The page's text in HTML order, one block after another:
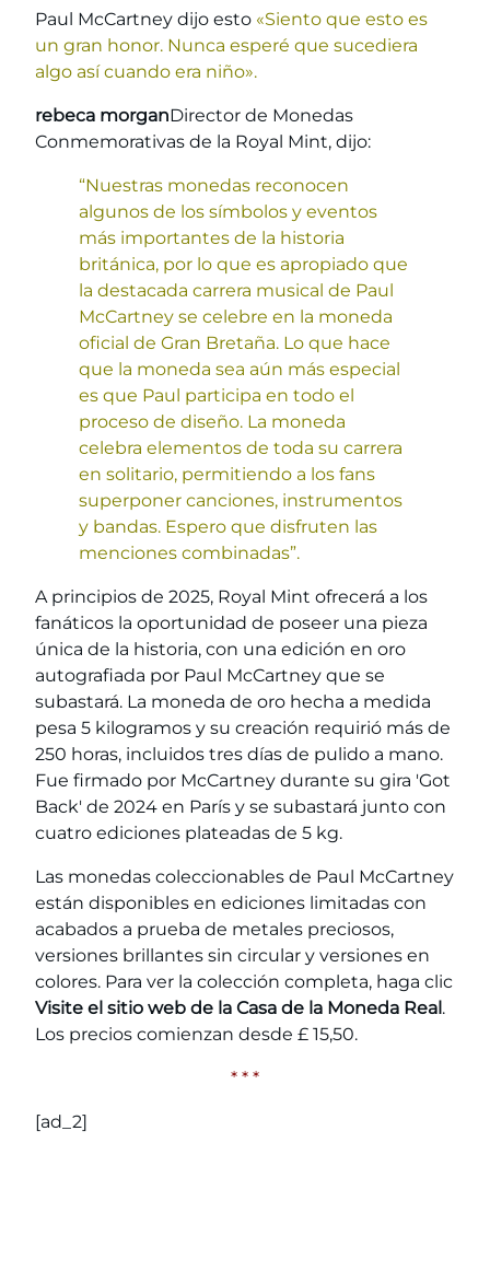
Paul McCartney dijo esto «Siento que esto es
un gran honor. Nunca esperé que sucediera
algo así cuando era niño».
rebeca morganDirector de Monedas
Conmemorativas de la Royal Mint, dijo:
“Nuestras monedas reconocen
algunos de los símbolos y eventos
más importantes de la historia
británica, por lo que es apropiado que
la destacada carrera musical de Paul
McCartney se celebre en la moneda
oficial de Gran Bretaña. Lo que hace
que la moneda sea aún más especial
es que Paul participa en todo el
proceso de diseño. La moneda
celebra elementos de toda su carrera
en solitario, permitiendo a los fans
superponer canciones, instrumentos
y bandas. Espero que disfruten las
menciones combinadas”.
A principios de 2025, Royal Mint ofrecerá a los
fanáticos la oportunidad de poseer una pieza
única de la historia, con una edición en oro
autografiada por Paul McCartney que se
subastará. La moneda de oro hecha a medida
pesa 5 kilogramos y su creación requirió más de
250 horas, incluidos tres días de pulido a mano.
Fue firmado por McCartney durante su gira 'Got
Back' de 2024 en París y se subastará junto con
cuatro ediciones plateadas de 5 kg.
Las monedas coleccionables de Paul McCartney
están disponibles en ediciones limitadas con
acabados a prueba de metales preciosos,
versiones brillantes sin circular y versiones en
colores. Para ver la colección completa, haga clic
Visite el sitio web de la Casa de la Moneda Real.
Los precios comienzan desde £ 15,50.
* * *
[ad_2]